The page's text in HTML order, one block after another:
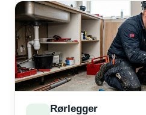
Rørlegger